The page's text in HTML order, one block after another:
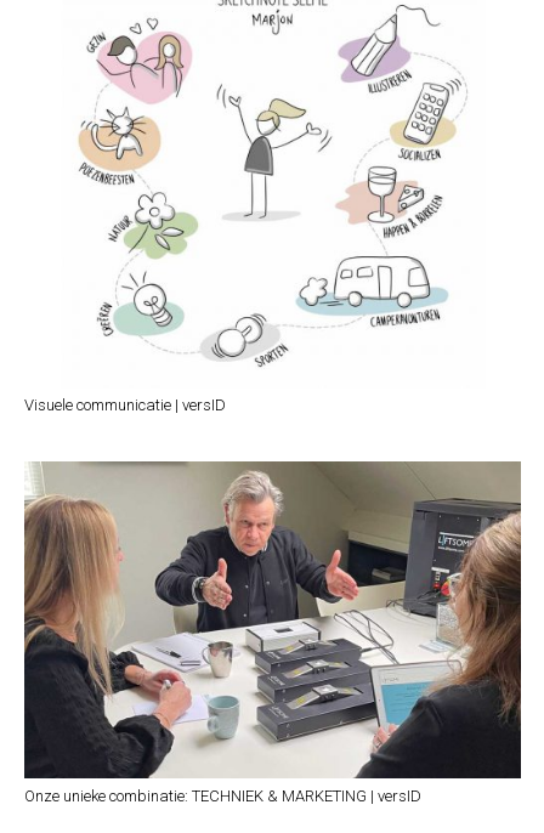
Visuele communicatie | versID
Onze unieke combinatie: TECHNIEK & MARKETING | versID